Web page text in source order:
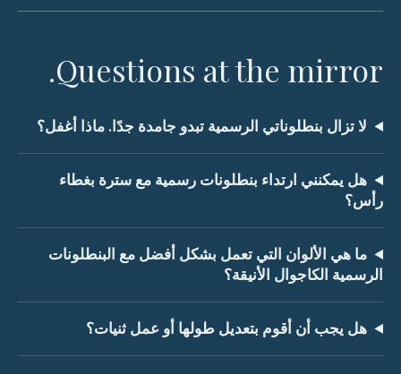
Questions at the mirror.
لا تزال بنطلوناتي الرسمية تبدو جامدة جدًا. ماذا أغفل؟
هل يمكنني ارتداء بنطلونات رسمية مع سترة بغطاء
رأس؟
ما هي الألوان التي تعمل بشكل أفضل مع البنطلونات
الرسمية الكاجوال الأنيقة؟
هل يجب أن أقوم بتعديل طولها أو عمل ثنيات؟